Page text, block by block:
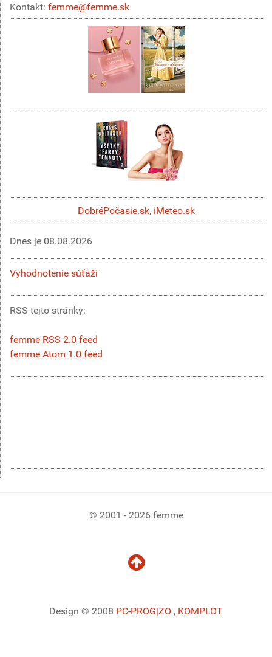
Kontakt: femme@femme.sk
DobréPočasie.sk, iMeteo.sk
Dnes je 08.08.2026
Vyhodnotenie súťaží
RSS tejto stránky:
femme RSS 2.0 feed
femme Atom 1.0 feed
© 2001 - 2026 femme
Design © 2008 PC-PROG|ZO , KOMPLOT